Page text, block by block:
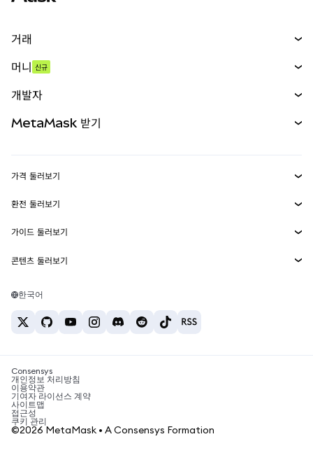
거래
무기한 선물
실물자산
머니 신규
개발자
MetaMask Connect
Snaps
웹3 서비스
MetaMask 받기
보안
고객 지원
채용
가격 둘러보기
이더리움 가격
솔라나 가격
테더 가격
환전 둘러보기
ETH를 USD로 환전
USDT를 INR로 환전
BTC를 INR로 환전
ETH를 USDT로 환전
가이드 둘러보기
ETH 매수
USDT 매수
SHIB 매수
BNB 매수
콘텐츠 둘러보기
솔라나 지갑
암호화폐 세금 뉴스
암호화폐 매수 방법
비트코인 매도 방법
한국어
Consensys
개인정보 처리방침
이용약관
기여자 라이선스 계약
사이트맵
접근성
쿠키 관리
©2026 MetaMask • A Consensys Formation